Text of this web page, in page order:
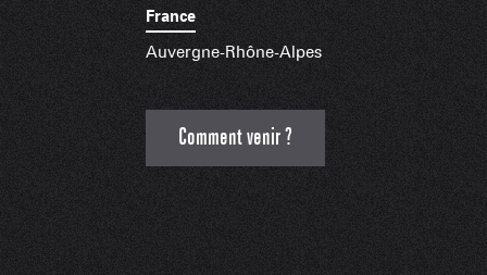
France
Auvergne-Rhône-Alpes
Comment venir ?